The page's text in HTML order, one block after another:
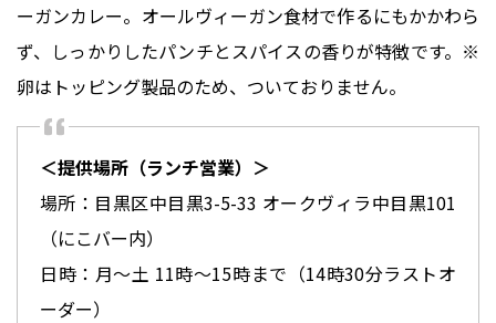
ーガンカレー。オールヴィーガン食材で作るにもかかわら
ず、しっかりしたパンチとスパイスの香りが特徴です。※
＜提供場所（ランチ営業）＞
場所：目黒区中目黒3-5-33 オークヴィラ中目黒101
（にこバー内）
日時：月〜土 11時〜15時まで（14時30分ラストオ
ーダー）